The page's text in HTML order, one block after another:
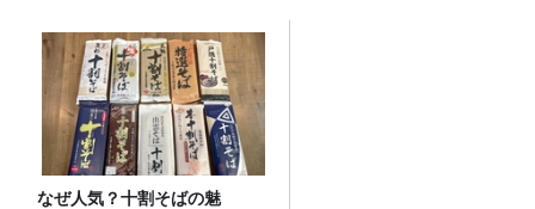
なぜ人気？十割そばの魅